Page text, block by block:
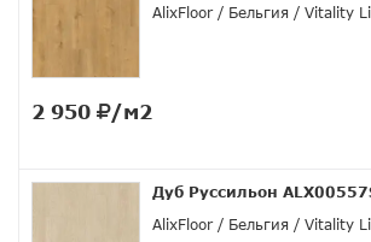
AlixFloor
Бельгия Vitality
2 950 /м2
Дуб Руссильон
AlixFloor
Бельгия Vitality